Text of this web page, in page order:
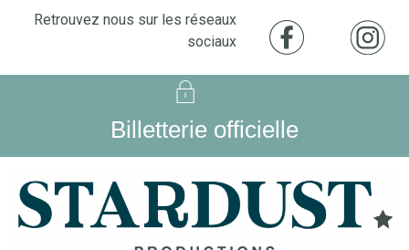
Retrouvez nous sur les réseaux
sociaux
Billetterie officielle